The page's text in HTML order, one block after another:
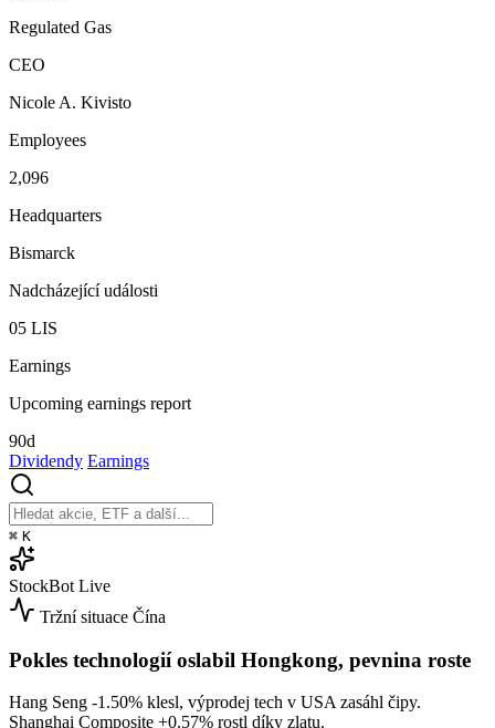
Regulated Gas
CEO
Nicole A. Kivisto
Employees
2,096
Headquarters
Bismarck
Nadcházející události
05 LIS
Earnings
Upcoming earnings report
90d
Dividendy Earnings
⌘ K
StockBot Live
Tržní situace Čína
Pokles technologií oslabil Hongkong, pevnina roste
Hang Seng -1.50% klesl, výprodej tech v USA zasáhl čipy.
Shanghai Composite +0.57% rostl díky zlatu.